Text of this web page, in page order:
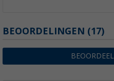
BEOORDELINGEN (17)